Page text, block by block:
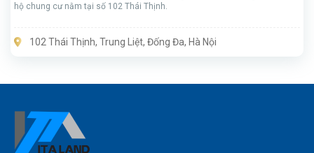
hộ chung cư nằm tại số 102 Thái Thịnh.
102 Thái Thịnh, Trung Liệt, Đống Đa, Hà Nội